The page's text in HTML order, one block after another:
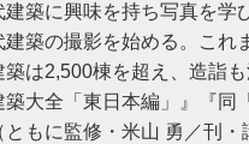
建築に興味を持ち写真を学
建築の撮影を始める。これ
築は2,500棟を超え、造詣も
築大全「東日本編」』『同
もに監修・米山 勇／刊・